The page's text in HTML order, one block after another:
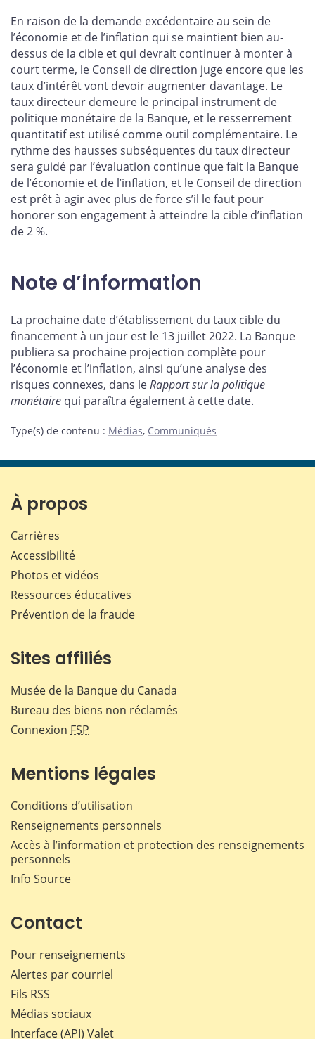
En raison de la demande excédentaire au sein de
l’économie et de l’inflation qui se maintient bien au-
dessus de la cible et qui devrait continuer à monter à
court terme, le Conseil de direction juge encore que les
taux d’intérêt vont devoir augmenter davantage. Le
taux directeur demeure le principal instrument de
politique monétaire de la Banque, et le resserrement
quantitatif est utilisé comme outil complémentaire. Le
rythme des hausses subséquentes du taux directeur
sera guidé par l’évaluation continue que fait la Banque
de l’économie et de l’inflation, et le Conseil de direction
est prêt à agir avec plus de force s’il le faut pour
honorer son engagement à atteindre la cible d’inflation
de 2 %.
Note d’information
La prochaine date d’établissement du taux cible du
financement à un jour est le 13 juillet 2022. La Banque
publiera sa prochaine projection complète pour
l’économie et l’inflation, ainsi qu’une analyse des
risques connexes, dans leRapport sur la politique
monétaire qui paraîtra également à cette date.
Type(s) de contenu : Médias, Communiqués
À propos
Carrières
Accessibilité
Photos et vidéos
Ressources éducatives
Prévention de la fraude
Sites affiliés
Musée de la Banque du Canada
Bureau des biens non réclamés
Connexion FSP
Mentions légales
Conditions d’utilisation
Renseignements personnels
Accès à l’information et protection des renseignements
personnels
Info Source
Contact
Pour renseignements
Alertes par courriel
Fils RSS
Médias sociaux
Interface (API) Valet